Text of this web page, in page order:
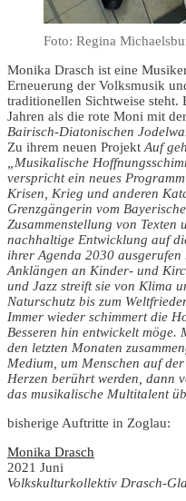
Foto: Regina
Monika Drasch ist eine
Erneuerung der Volksmusik
traditionellen Sichtweise steht.
Jahren als die rote Moni mit
Bairisch-Diatonischen
Zu ihrem neuen ProjektAuf
„Musikalische
verspricht ein neues
Krisen, Krieg und anderen
Grenzgängerin vom
Zusammenstellung von
nachhaltige Entwicklung auf
ihrer Agenda 2030
Anklängen an Kinder- und
und Jazz streift sie von Klima
Naturschutz bis zum
Immer wieder schimmert die
Besseren hin entwickelt
den letzten Monaten
Medium, um Menschen auf
Herzen berührt werden, dann
das musikalische Multitalent
bisherige Auftritte in Zoglau:
Monika Drasch
2021 Juni
Volkskulturkollektiv Drasch-